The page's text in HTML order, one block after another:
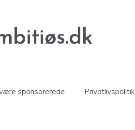
sponsorerede Privatlivspolitik